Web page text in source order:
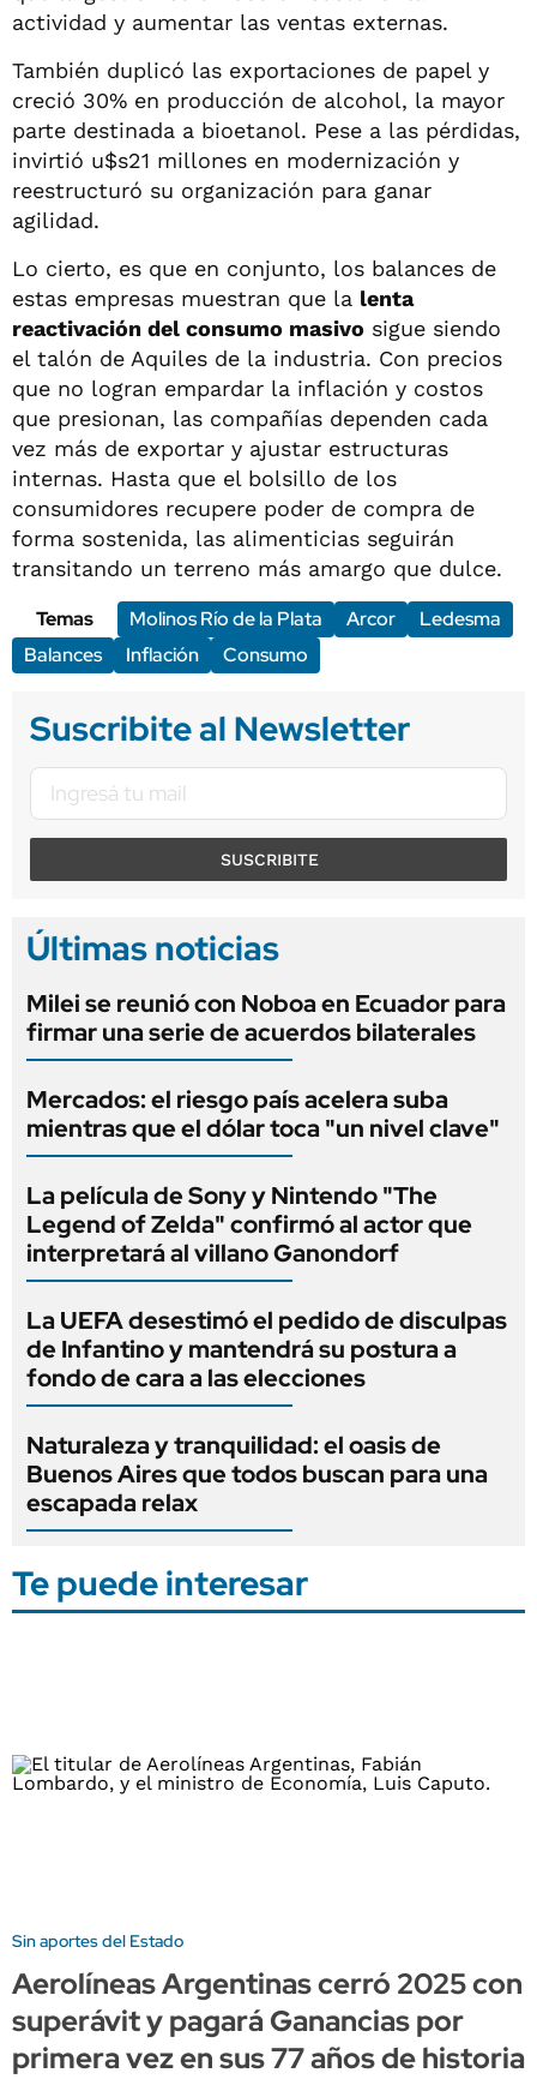
actividad y aumentar las ventas externas.
También duplicó las exportaciones de papel y
creció 30% en producción de alcohol, la mayor
parte destinada a bioetanol. Pese a las pérdidas,
invirtió u$s21 millones en modernización y
reestructuró su organización para ganar
agilidad.
Lo cierto, es que en conjunto, los balances de
estas empresas muestran que la lenta
reactivación del consumo masivo sigue siendo
el talón de Aquiles de la industria. Con precios
que no logran empardar la inflación y costos
que presionan, las compañías dependen cada
vez más de exportar y ajustar estructuras
internas. Hasta que el bolsillo de los
consumidores recupere poder de compra de
forma sostenida, las alimenticias seguirán
transitando un terreno más amargo que dulce.
Temas
Molinos Río de la Plata Arcor
Ledesma
Balances
Inflación Consumo
Suscribite al Newsletter
SUSCRIBITE
Últimas noticias
Milei se reunió con Noboa en Ecuador para
firmar una serie de acuerdos bilaterales
Mercados: el riesgo país acelera suba
mientras que el dólar toca "un nivel clave"
La película de Sony y Nintendo "The
Legend of Zelda" confirmó al actor que
interpretará al villano Ganondorf
La UEFA desestimó el pedido de disculpas
de Infantino y mantendrá su postura a
fondo de cara a las elecciones
Naturaleza y tranquilidad: el oasis de
Buenos Aires que todos buscan para una
escapada relax
Te puede interesar
Sin aportes del Estado
Aerolíneas Argentinas cerró 2025 con
superávit y pagará Ganancias por
primera vez en sus 77 años de historia